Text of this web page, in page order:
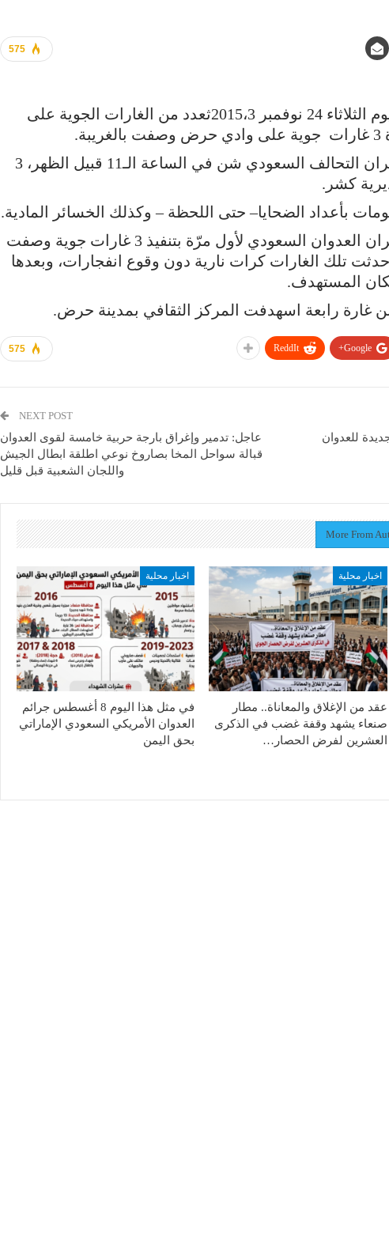
575
شن طيران العدوان السعودي اليوم الثلاثاء 24 نوفمبر 2015،3ثعدد من الغارات الجوية على
وأوضح مصدر أمني بالمديرية طيران التحالف السعودي شن في الساعة الـ11 قبيل الظهر، 3
كشر.
بأعداد الضحايا– حتى اللحظة – وكذلك الخسائر المادية.
ومساء الاثنين 23 نوفمبر، قام طيران العدوان السعودي لأول مرّة بتنفيذ 3 غارات جوية وصفت
تلك الغارات كرات نارية دون وقوع انفجارات، وبعدها
المستهدف.
غارة رابعة اسهدفت المركز الثقافي بمدينة حرض.
575 Google+
ReddIt
للعدوان
NEXT POST
عاجل: تدمير وإغراق بارجة حربية خامسة لقوى العدوان
قبالة سواحل المخا بصاروخ نوعي اطلقة ابطال الجيش
واللجان الشعبية قبل قليل
More From
اخبار محلية
عقد من الإغلاق والمعاناة.. مطار
صنعاء يشهد وقفة غضب في الذكرى
العشرين لفرض الحصار…
اخبار محلية
في مثل هذا اليوم 8 أغسطس جرائم
العدوان الأمريكي السعودي الإماراتي
بحق اليمن